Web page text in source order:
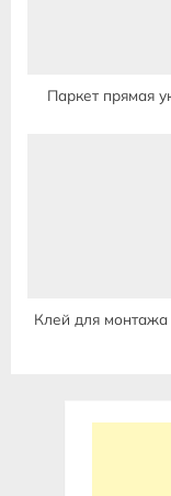
Паркет прямая
Клей для монтажа